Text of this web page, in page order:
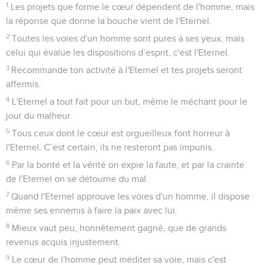
1 Les projets que forme le cœur dépendent de l'homme, mais
la réponse que donne la bouche vient de l'Eternel.
2 Toutes les voies d'un homme sont pures à ses yeux, mais
celui qui évalue les dispositions d’esprit, c'est l'Eternel.
3 Recommande ton activité à l'Eternel et tes projets seront
affermis.
4 L'Eternel a tout fait pour un but, même le méchant pour le
jour du malheur.
5 Tous ceux dont le cœur est orgueilleux font horreur à
l'Eternel. C’est certain, ils ne resteront pas impunis.
6 Par la bonté et la vérité on expie la faute, et par la crainte
de l'Eternel on se détourne du mal.
7 Quand l'Eternel approuve les voies d'un homme, il dispose
même ses ennemis à faire la paix avec lui.
8 Mieux vaut peu, honnêtement gagné, que de grands
revenus acquis injustement.
9 Le cœur de l'homme peut méditer sa voie, mais c'est